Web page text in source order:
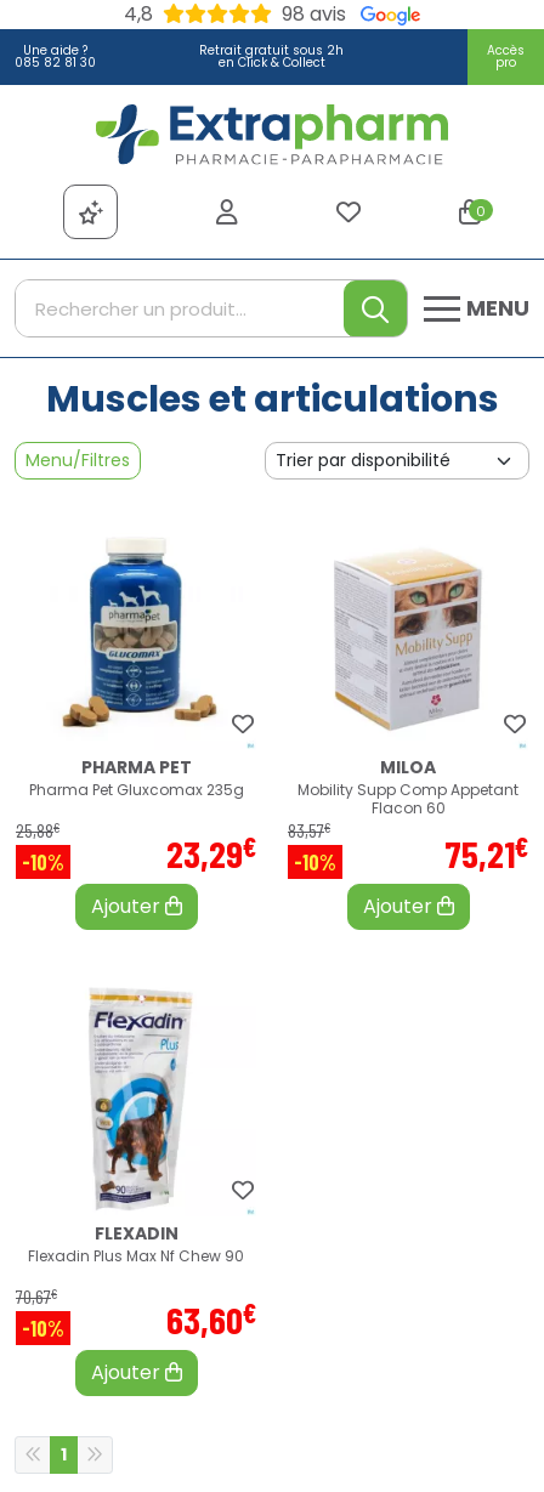
4,8 98 avis
Une aide ?
085 82 81 30
Retrait gratuit sous 2h
en Click & Collect
Accès
pro
Extrapharm Votre
0
MENU
Muscles et articulations
Menu/Filtres
PHARMA PET
Pharma Pet Gluxcomax 235g
25,88€
-10% 23,29€
Ajouter
MILOA
Mobility Supp Comp Appetant
Flacon 60
83,57€
-10% 75,21€
Ajouter
FLEXADIN
Flexadin Plus Max Nf Chew 90
70,67€
-10% 63,60€
Ajouter
1